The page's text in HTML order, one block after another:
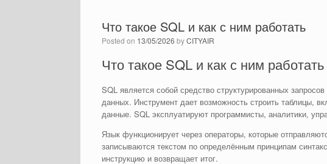
Что такое SQL и как с ним работать
Posted on 13/05/2026 byCITYAIR
Что такое SQL и как с ним работать
SQL является собой средство структурированных
данных. Инструмент дает возможность строить таблицы,
данные. SQL эксплуатируют программисты, аналитики,
Язык функционирует через операторы, которые
записываются текстом по определённым принципам
инструкцию и возвращает итог.